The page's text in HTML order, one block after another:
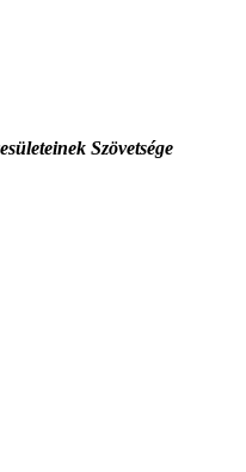
Szövetsége